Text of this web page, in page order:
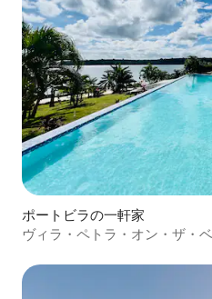
ポートビラの一軒家
ヴィラ・ペトラ・オン・ザ・